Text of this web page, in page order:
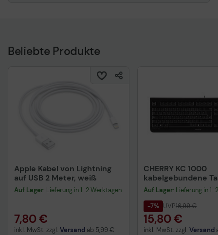
Beliebte Produkte
Apple Kabel von Lightning
auf USB 2 Meter, weiß
Auf Lager: Lieferung in 1-2 Werktagen
7,80 €
inkl. MwSt. zzgl. Versand ab 5,99 €
CHERRY KC 1000
kabelgebundene
QWERTZ DE -
Auf Lager: Lieferung in
-7% UVP16,99 €
15,80 €
inkl. MwSt. zzgl. Versand